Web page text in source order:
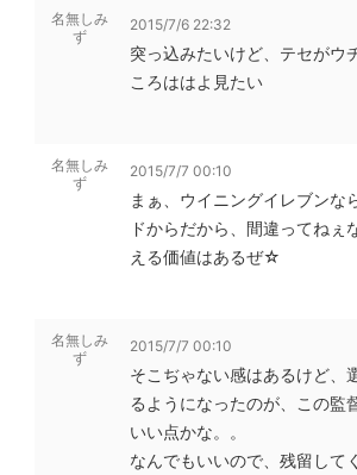
名無しみ
ず
2015/7/6 22:32
突っ込みたいけど、テセがウ
ころははよ見たい
名無しみ
ず
2015/7/7 00:10
まぁ、ウイニングイレブンな
ドからだから、間違ってねぇ
える価値はあるぜ☆
名無しみ
ず
2015/7/7 00:10
そこぢゃない感はあるけど、
るようになったのが、この監
いい点かな。。
なんでもいいので、残留して